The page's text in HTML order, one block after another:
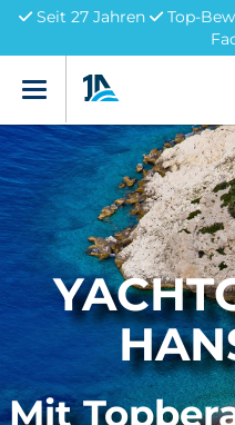
Seit 27 Jahren
Top-
Menü
Mit